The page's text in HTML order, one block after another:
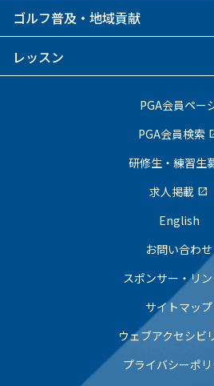
ゴルフ普及・地域貢献
レッスン
PGA会員ペー
PGA会員検索
研修生・練習生
求人掲載 open_in_new
English
お問い合わせ
スポンサー・リ
サイトマップ
ウェブアクセシビ
プライバシーポ